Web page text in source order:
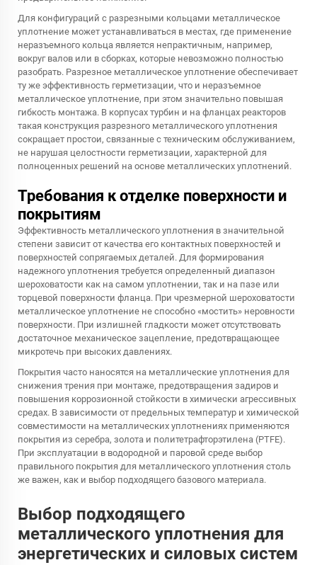
Для конфигураций с разрезными кольцами металлическое
уплотнение может устанавливаться в местах, где применение
неразъемного кольца является непрактичным, например,
вокруг валов или в сборках, которые невозможно полностью
разобрать. Разрезное металлическое уплотнение обеспечивает
ту же эффективность герметизации, что и неразъемное
металлическое уплотнение, при этом значительно повышая
гибкость монтажа. В корпусах турбин и на фланцах реакторов
такая конструкция разрезного металлического уплотнения
сокращает простои, связанные с техническим обслуживанием,
не нарушая целостности герметизации, характерной для
полноценных решений на основе металлических уплотнений.
Требования к отделке поверхности и
покрытиям
Эффективность металлического уплотнения в значительной
степени зависит от качества его контактных поверхностей и
поверхностей сопрягаемых деталей. Для формирования
надежного уплотнения требуется определенный диапазон
шероховатости как на самом уплотнении, так и на пазе или
торцевой поверхности фланца. При чрезмерной шероховатости
металлическое уплотнение не способно «мостить» неровности
поверхности. При излишней гладкости может отсутствовать
достаточное механическое зацепление, предотвращающее
микротечь при высоких давлениях.
Покрытия часто наносятся на металлические уплотнения для
снижения трения при монтаже, предотвращения задиров и
повышения коррозионной стойкости в химически агрессивных
средах. В зависимости от предельных температур и химической
совместимости на металлических уплотнениях применяются
покрытия из серебра, золота и политетрафторэтилена (PTFE).
При эксплуатации в водородной и паровой среде выбор
правильного покрытия для металлического уплотнения столь
же важен, как и выбор подходящего базового материала.
Выбор подходящего
металлического уплотнения для
энергетических и силовых систем